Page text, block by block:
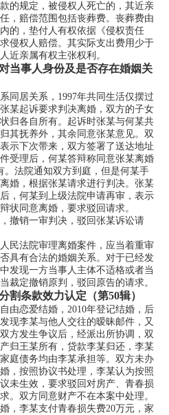
的规定，被侵权人死亡的，其近亲
，赔偿范围包括丧葬费。丧葬费由
的，垫付人有权依据《侵权责任
侵权人赔偿。其实际支出费用少于
近亲属有权主张权利。
当事人身份及是否存在婚姻关
居关系，1997年共同生活仅摆过
某起诉要求判决离婚，双方的子女
归各自所有。起诉时张某与何某共
其抚养外，其余同意张某意见。双
示下次带来，双方签署了送达地址
受理后，何某答辩称同意张某离婚
。法院通知双方到庭，但是何某手
婚，根据张某请求进行判决。张某
，何某到上级法院申请再审，表示
状同意离婚，要求驳回请求。
销一审判决，驳回张某诉讼请
法院审理离婚案件，应当着重审
具有合法的婚姻关系。对于已经发
发现一方当事人主体不适格或者当
裁定撤销原判，驳回原告的请求。
割条款效力认定（第50辑）
恋爱结婚，2010年登记结婚，后
现李某与他人交往的暧昧邮件，又
方发生争议后，经派出所协调，双
归王某所有，贷款李某归还，李某
庭债务均由李某承担等。双方未办
，按照协议书处理，李某认为按照
未生效，要求驳回对房产、青春损
。双方同意财产不在本案中处理。
李某支付青春损失费20万元，家